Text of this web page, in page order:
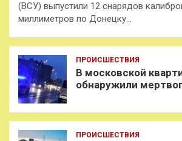
(ВСУ) выпустили 12 снарядов
миллиметров по Донецку…
ПРОИСШЕСТВИЯ
В московской
обнаружили
ПРОИСШЕСТВИЯ